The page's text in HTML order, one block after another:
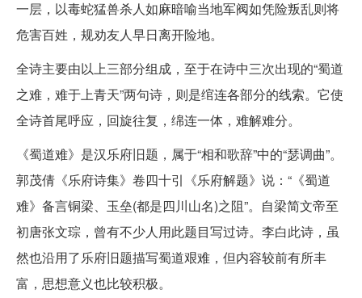
一层，以毒蛇猛兽杀人如麻暗喻当地军阀如凭险叛乱则将
危害百姓，规劝友人早日离开险地。
全诗主要由以上三部分组成，至于在诗中三次出现的“蜀道
之难，难于上青天”两句诗，则是绾连各部分的线索。它使
全诗首尾呼应，回旋往复，绵连一体，难解难分。
《蜀道难》是汉乐府旧题，属于“相和歌辞”中的“瑟调曲”。
郭茂倩《乐府诗集》卷四十引《乐府解题》说：“《蜀道
难》备言铜梁、玉垒(都是四川山名)之阻”。自梁简文帝至
初唐张文琮，曾有不少人用此题目写过诗。李白此诗，虽
然也沿用了乐府旧题描写蜀道艰难，但内容较前有所丰
富，思想意义也比较积极。